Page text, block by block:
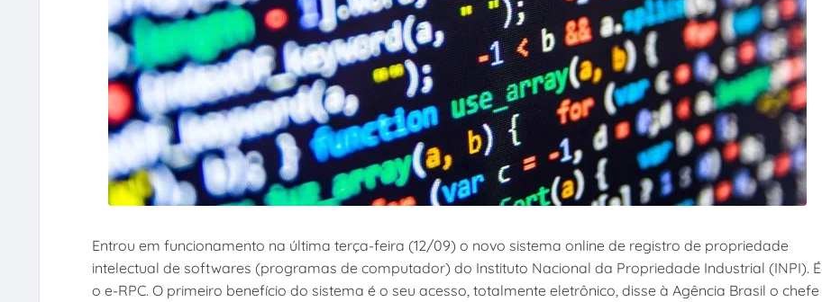
Entrou em funcionamento na última terça-feira (12/09) o novo sistema online de registro de propriedade
intelectual de softwares (programas de computador) do Instituto Nacional da Propriedade Industrial (INPI). É
o e-RPC. O primeiro benefício do sistema é o seu acesso, totalmente eletrônico, disse à Agência Brasil o chefe